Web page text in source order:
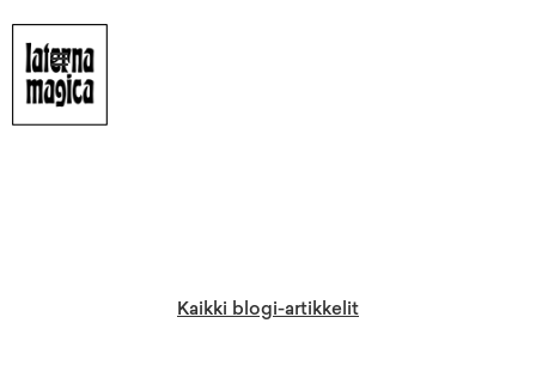
Kaikki blogi-artikkelit